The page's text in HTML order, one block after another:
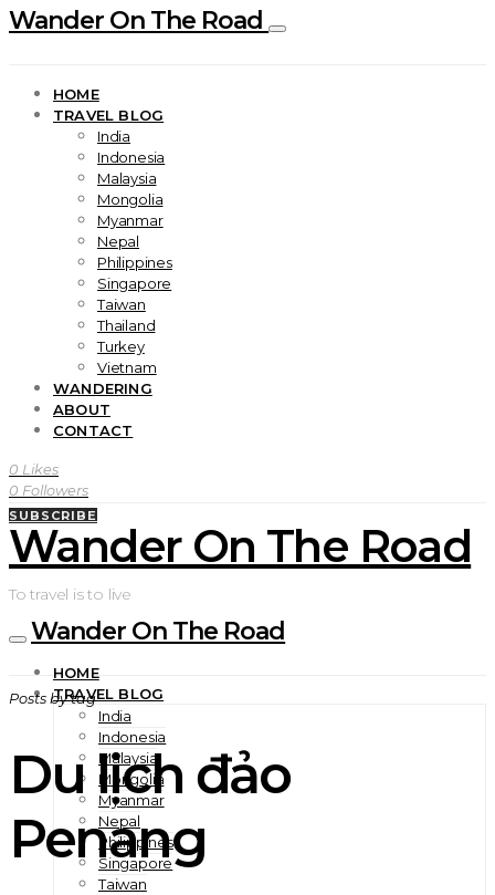
Wander On The Road
HOME
TRAVEL BLOG
India
Indonesia
Malaysia
Mongolia
Myanmar
Nepal
Philippines
Singapore
Taiwan
Thailand
Turkey
Vietnam
WANDERING
ABOUT
CONTACT
0 Likes
0 Followers
SUBSCRIBE
Wander On The Road
To travel is to live
Wander On The Road
HOME
TRAVEL BLOG
India
Indonesia
Malaysia
Mongolia
Myanmar
Nepal
Philippines
Singapore
Taiwan
Posts by tag
Du lịch đảo
Penang